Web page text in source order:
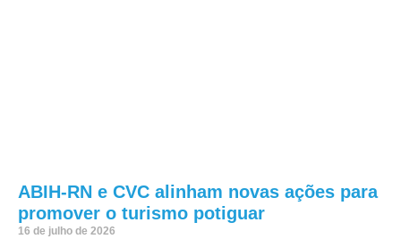
ABIH-RN e CVC alinham novas ações para
promover o turismo potiguar
16 de julho de 2026